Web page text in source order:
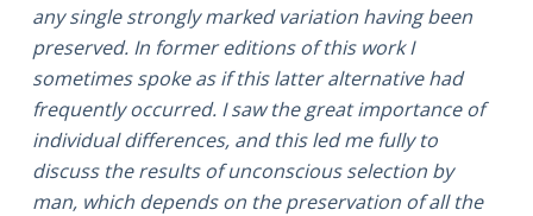
any single strongly marked variation having been
preserved. In former editions of this work I
sometimes spoke as if this latter alternative had
frequently occurred. I saw the great importance of
individual differences, and this led me fully to
discuss the results of unconscious selection by
man, which depends on the preservation of all the